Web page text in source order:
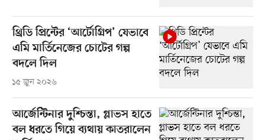
থ্রিডি প্রিন্টের ‘আর্টোগ্রিপ’ যেভাবে
এমি মার্তিনেজের চোটের গল্প
বদলে দিল
১৫ জুন ২০২৬
আর্জেন্টিনার দুশ্চিন্তা, গ্লাভস হাতে
বল ধরতে গিয়ে ব্যথায় কাতরালেন